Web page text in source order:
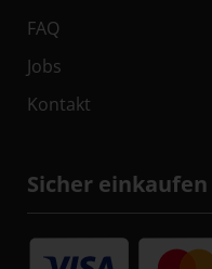
FAQ
Jobs
Kontakt
Sicher einkaufen